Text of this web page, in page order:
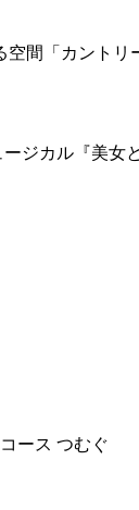
空間「カントリ
ジカル『美女
ース つむぐ